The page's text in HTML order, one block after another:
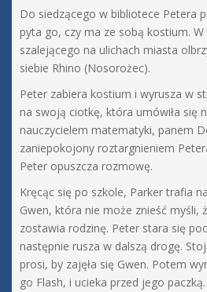
Do siedzącego w bibliotece Petera
pyta go, czy ma ze sobą kostium.
szalejącego na ulichach miasta
siebie Rhino (Nosorożec).
Peter zabiera kostium i wyrusza w
na swoją ciotkę, która umówiła się
nauczycielem matematyki, panem
zaniepokojony roztargnieniem
Peter opuszcza rozmowę.
Kręcąc się po szkole, Parker trafia
Gwen, która nie może znieść myśli,
zostawia rodzinę. Peter stara się
następnie rusza w dalszą drogę.
prosi, by zajęła się Gwen. Potem
go Flash, i ucieka przed jego